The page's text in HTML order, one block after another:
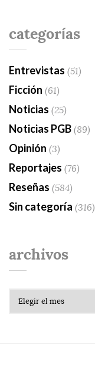
categorías
Entrevistas (51)
Ficción (61)
Noticias (25)
Noticias PGB(89)
Opinión (3)
Reportajes (76)
Reseñas (584)
Sin categoría (316)
archivos